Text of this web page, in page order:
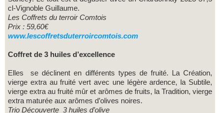
cl-Vignoble Guillaume.
Les Coffrets du terroir Comtois
Prix : 59,60€
www.lescoffretsduterroircomtois.com
Coffret de 3 huiles d’excellence
Elles se déclinent en différents types de fruité. La Création,
vierge extra au fruité vert avec une légère ardence, la Subtile,
vierge extra au fruité mûr et arômes de fruits, la Tradition, vierge
extra maturée aux arômes d’olives noires.
Trio Découverte 3 huiles d’olive